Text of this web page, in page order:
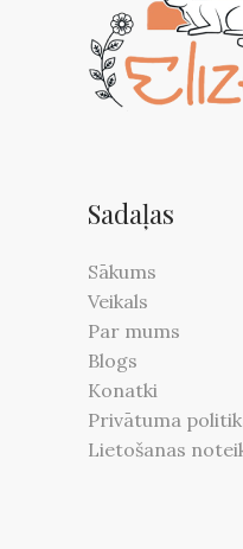
Sadaļas
Sākums
Veikals
Par mums
Blogs
Konatki
Privātuma
Lietošanas